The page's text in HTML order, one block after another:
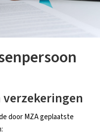
verzekeringen
door MZA geplaatste